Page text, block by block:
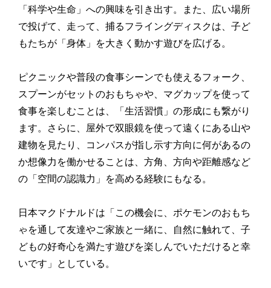
「科学や生命」への興味を引き出す。また、広い場所
で投げて、走って、捕るフライングディスクは、子ど
もたちが「身体」を大きく動かす遊びを広げる。
ピクニックや普段の食事シーンでも使えるフォーク、
スプーンがセットのおもちゃや、マグカップを使って
食事を楽しむことは、「生活習慣」の形成にも繋がり
ます。さらに、屋外で双眼鏡を使って遠くにある山や
建物を見たり、コンパスが指し示す方向に何があるの
か想像力を働かせることは、方角、方向や距離感など
の「空間の認識力」を高める経験にもなる。
日本マクドナルドは「この機会に、ポケモンのおもち
ゃを通して友達やご家族と一緒に、自然に触れて、子
どもの好奇心を満たす遊びを楽しんでいただけると幸
いです」としている。